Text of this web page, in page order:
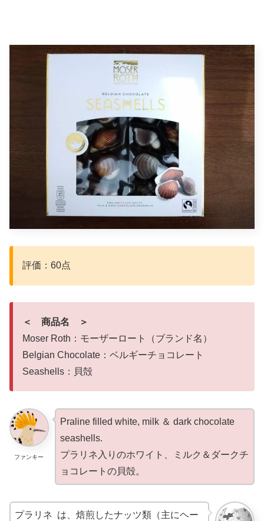
評価：60点
＜ 商品名 ＞
Moser Roth：モーザーロート（ブランド名）
Belgian Chocolate：ベルギーチョコレート
Seashells：貝殻
ファンキー
Praline filled white, milk ＆ dark chocolate
seashells.
プラリネ入りのホワイト、ミルク＆ダークチ
ョコレートの貝殻。
プラリネ は、焙煎したナッツ類（主にヘー